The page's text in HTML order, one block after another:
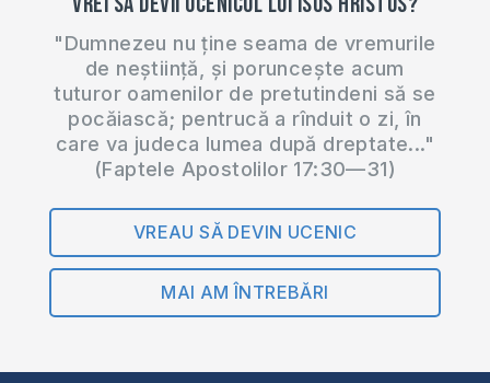
"Dumnezeu nu ține seama de vremurile
de neștiință, și poruncește acum
tuturor oamenilor de pretutindeni să se
pocăiască; pentrucă a rînduit o zi, în
care va judeca lumea după dreptate..."
(Faptele Apostolilor 17:30—31)
VREAU SĂ DEVIN UCENIC
MAI AM ÎNTREBĂRI